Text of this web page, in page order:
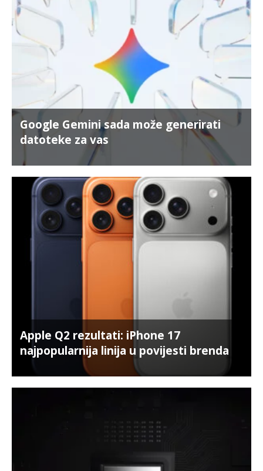
Google Gemini sada može generirati
datoteke za vas
Apple Q2 rezultati: iPhone 17
najpopularnija linija u povijesti brenda